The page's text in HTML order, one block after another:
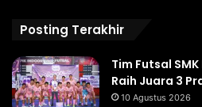
Posting Terakhir
Tim Futsal
Raih Juara 3
10 Agustus 2026